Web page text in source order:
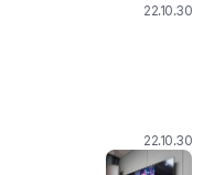
22.10.30
22.10.30